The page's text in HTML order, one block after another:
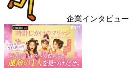
企業インタビュー